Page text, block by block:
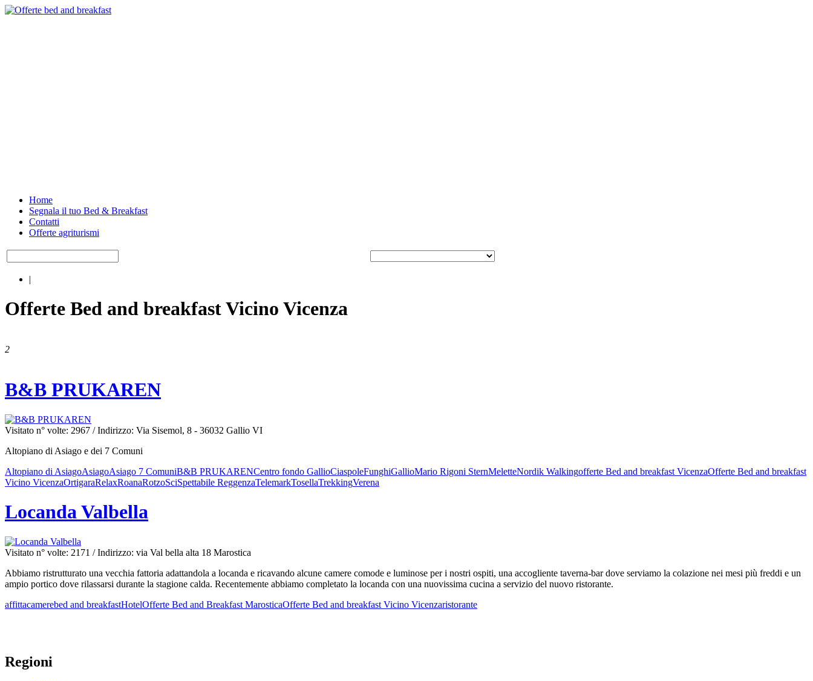
Home
Segnala il tuo Bed & Breakfast
Contatti
Offerte agriturismi
|
Offerte Bed and breakfast Vicino Vicenza
2
B&B PRUKAREN
Visitato n° volte: 2967 / Indirizzo: Via Sisemol, 8 - 36032 Gallio VI
Altopiano di Asiago e dei 7 Comuni
Altopiano di AsiagoAsiagoAsiago 7 ComuniB&B PRUKARENCentro fondo GallioCiaspoleFunghiGallioMario Rigoni SternMeletteNordik Walkingofferte Bed and breakfast VicenzaOfferte Bed and breakfast
Vicino VicenzaOrtigaraRelaxRoanaRotzoSciSpettabile ReggenzaTelemarkTosellaTrekkingVerena
Locanda Valbella
Visitato n° volte: 2171 / Indirizzo: via Val bella alta 18 Marostica
Abbiamo ristrutturato una vecchia fattoria adattandola a locanda e ricavando alcune camere comode e luminose per i nostri ospiti, una accogliente taverna-bar dove serviamo la colazione nei mesi più freddi e un
ampio portico dove rilassarsi durante la stagione calda. Recentemente abbiamo completato la locanda con una nuovissima cucina a servizio del nuovo ristorante.
affittacamerebed and breakfastHotelOfferte Bed and Breakfast MarosticaOfferte Bed and breakfast Vicino Vicenzaristorante
Regioni